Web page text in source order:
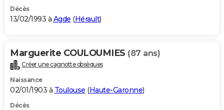
Décès
13/02/1993 à Agde (Hérault)
Marguerite COULOUMIES (87 ans)
Créer une cagnotte obsèques
Naissance
02/01/1903 à Toulouse (Haute-Garonne)
Décès